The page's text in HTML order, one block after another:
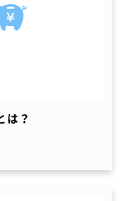
は？